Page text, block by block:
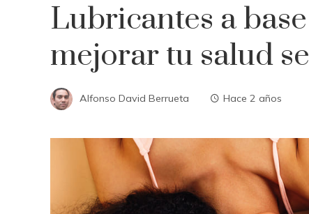
Lubricantes a
mejorar tu salud
Alfonso David Berrueta Hace 2 años